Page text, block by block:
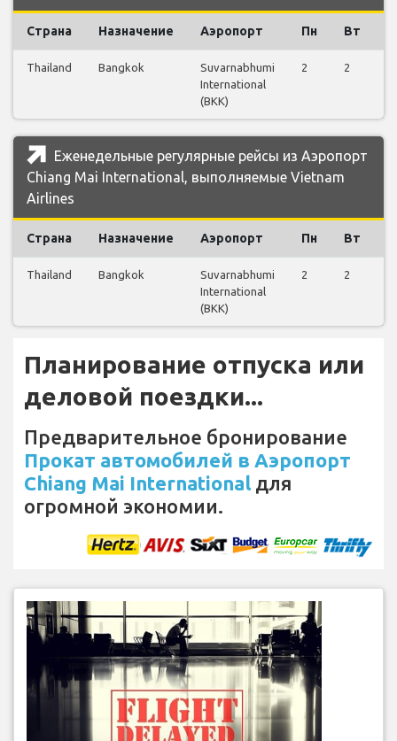
Страна Назначение Аэропорт Пн Вт
Thailand Bangkok
Suvarnabhumi
International
(BKK)
2 2
Еженедельные регулярные рейсы из Аэропорт
Chiang Mai International, выполняемые Vietnam
Airlines
Страна Назначение Аэропорт Пн Вт
Thailand Bangkok
Suvarnabhumi
International
(BKK)
2 2
Планирование отпуска или
деловой поездки...
Предварительное бронирование
Прокат автомобилей в Аэропорт
Chiang Mai International для
огромной экономии.